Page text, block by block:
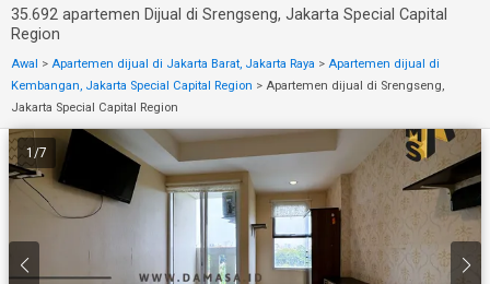
35.692 apartemen Dijual di Srengseng, Jakarta Special Capital
Region
Awal > Apartemen dijual di Jakarta Barat, Jakarta Raya > Apartemen dijual di
Kembangan, Jakarta Special Capital Region > Apartemen dijual di Srengseng,
Jakarta Special Capital Region
1 /7